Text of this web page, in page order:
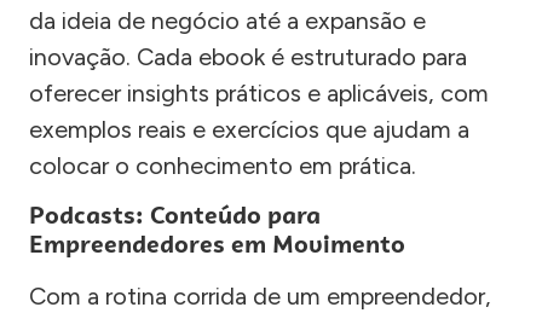
da ideia de negócio até a expansão e
inovação. Cada ebook é estruturado para
oferecer insights práticos e aplicáveis, com
exemplos reais e exercícios que ajudam a
colocar o conhecimento em prática.
Podcasts: Conteúdo para
Empreendedores em Movimento
Com a rotina corrida de um empreendedor,